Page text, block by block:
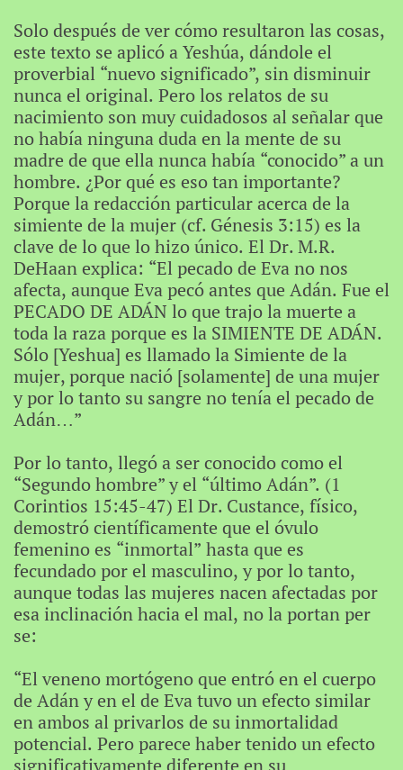
Solo después de ver cómo resultaron las cosas,
este texto se aplicó a Yeshúa, dándole el
proverbial “nuevo significado”, sin disminuir
nunca el original. Pero los relatos de su
nacimiento son muy cuidadosos al señalar que
no había ninguna duda en la mente de su
madre de que ella nunca había “conocido” a un
hombre. ¿Por qué es eso tan importante?
Porque la redacción particular acerca de la
simiente de la mujer (cf. Génesis 3:15) es la
clave de lo que lo hizo único. El Dr. M.R.
DeHaan explica: “El pecado de Eva no nos
afecta, aunque Eva pecó antes que Adán. Fue el
PECADO DE ADÁN lo que trajo la muerte a
toda la raza porque es la SIMIENTE DE ADÁN.
Sólo [Yeshua] es llamado la Simiente de la
mujer, porque nació [solamente] de una mujer
y por lo tanto su sangre no tenía el pecado de
Adán…”
Por lo tanto, llegó a ser conocido como el
“Segundo hombre” y el “último Adán”. (1
Corintios 15:45-47) El Dr. Custance, físico,
demostró científicamente que el óvulo
femenino es “inmortal” hasta que es
fecundado por el masculino, y por lo tanto,
aunque todas las mujeres nacen afectadas por
esa inclinación hacia el mal, no la portan per
se:
“El veneno mortógeno que entró en el cuerpo
de Adán y en el de Eva tuvo un efecto similar
en ambos al privarlos de su inmortalidad
potencial. Pero parece haber tenido un efecto
significativamente diferente en su